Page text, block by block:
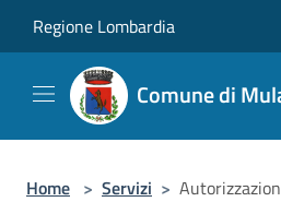
Regione Lombardia
Comune di
Home > Servizi >